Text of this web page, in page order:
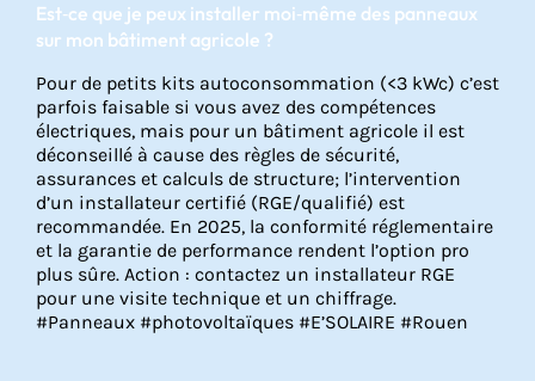
Est‑ce que je peux installer moi‑même des panneaux
sur mon bâtiment agricole ?
Pour de petits kits autoconsommation (<3 kWc) c’est
parfois faisable si vous avez des compétences
électriques, mais pour un bâtiment agricole il est
déconseillé à cause des règles de sécurité,
assurances et calculs de structure; l’intervention
d’un installateur certifié (RGE/qualifié) est
recommandée. En 2025, la conformité réglementaire
et la garantie de performance rendent l’option pro
plus sûre. Action : contactez un installateur RGE
pour une visite technique et un chiffrage.
#Panneaux #photovoltaïques #E’SOLAIRE #Rouen